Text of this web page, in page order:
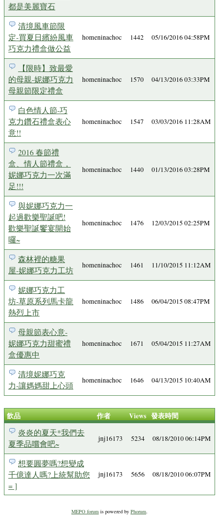
都是美麗寶石
清境風車節限
定-買夏日繽紛風車
巧克力禮盒做公益
homeninachoc 1442 05/16/2016 04:58PM
【限時】致最愛
的母親-妮娜巧克力
母親節限定禮盒
homeninachoc 1570 04/13/2016 03:33PM
白色情人節-巧
克力鑽石禮盒表心
意!!
homeninachoc 1547 03/03/2016 11:28AM
2016 春節禮
盒、情人節禮盒，
妮娜巧克力一次滿
足!!!
homeninachoc 1440 01/13/2016 03:28PM
與妮娜巧克力一
起過歡樂聖誕吧!
歡樂聖誕饗宴開始
囉~
homeninachoc 1476 12/03/2015 02:25PM
森林裡的糖果
屋-妮娜巧克力工坊
homeninachoc 1461 11/10/2015 11:12AM
妮娜巧克力工
坊-草原系列馬卡龍
熱烈上市
homeninachoc 1486 06/04/2015 08:47PM
母親節表心意-
妮娜巧克力甜蜜禮
盒優惠中
homeninachoc 1671 05/04/2015 11:27AM
清境妮娜巧克
力-讓媽媽甜上心頭
homeninachoc 1646 04/13/2015 10:40AM
飲品 作者 Views 發表時間
炎炎的夏天*我們去
夏季品嚐會吧~
jnj16173 5234 08/18/2010 06:14PM
想要圓夢嗎?想變成
千億達人嗎?上統幫助您
= ]
jnj16173 5656 08/18/2010 06:07PM
MEPO forum is powered by Phorum.